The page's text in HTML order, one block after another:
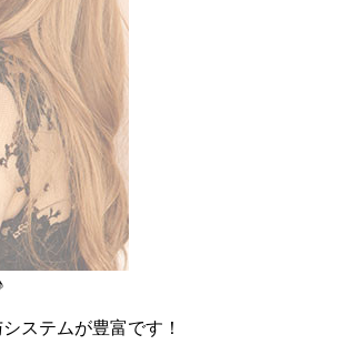
ステムが豊富です！